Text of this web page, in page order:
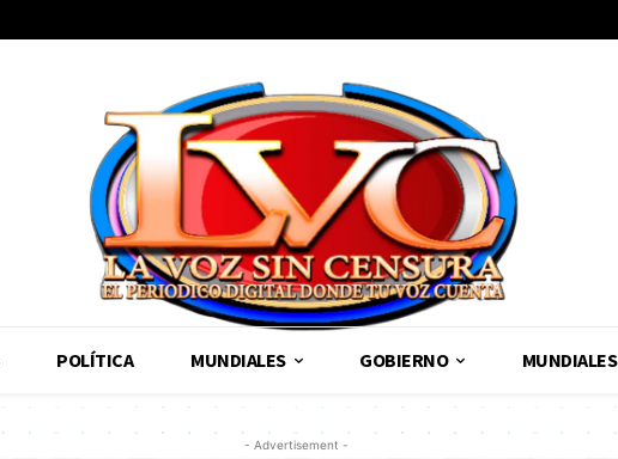
POLÍTICA MUNDIALES GOBIERNO MUNDIALES
- Advertisement -